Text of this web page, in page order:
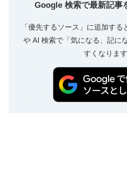
Google 検索で最新記事
「優先するソース」に追加す
や AI 検索で「気になる、記に
すくなります